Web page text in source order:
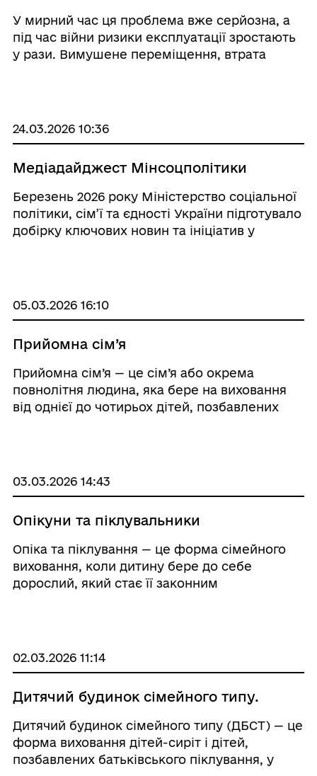
У мирний час ця проблема вже серйозна, а
під час війни ризики експлуатації зростають
у рази. Вимушене переміщення, втрата
залиш ...
24.03.2026 10:36
Медіадайджест Мінсоцполітики
Березень 2026 року Міністерство соціальної
політики, сім’ї та єдності України підготувало
добірку ключових новин та ініціатив у
...
05.03.2026 16:10
Прийомна сім’я
Прийомна сім’я — це сім’я або окрема
повнолітня людина, яка бере на виховання
від однієї до чотирьох дітей, позбавлених
03.03.2026 14:43
Опікуни та піклувальники
Опіка та піклування — це форма сімейного
виховання, коли дитину бере до себе
дорослий, який стає її законним
стають родичі ...
02.03.2026 11:14
Дитячий будинок сімейного типу.
Дитячий будинок сімейного типу (ДБСТ) — це
форма виховання дітей-сиріт і дітей,
позбавлених батьківського піклування, у